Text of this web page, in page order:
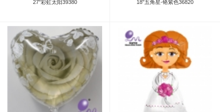
27"彩虹太阳39380 18"五角星-铬紫色36820